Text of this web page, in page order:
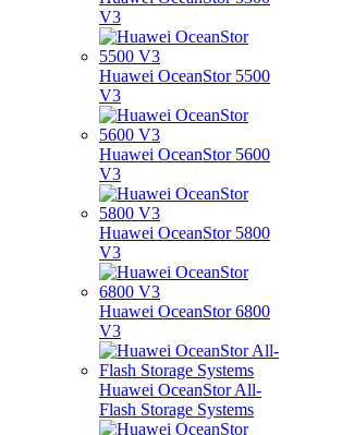
V3
Huawei OceanStor 5500
V3
Huawei OceanStor 5600
V3
Huawei OceanStor 5800
V3
Huawei OceanStor 6800
V3
Huawei OceanStor All-
Flash Storage Systems